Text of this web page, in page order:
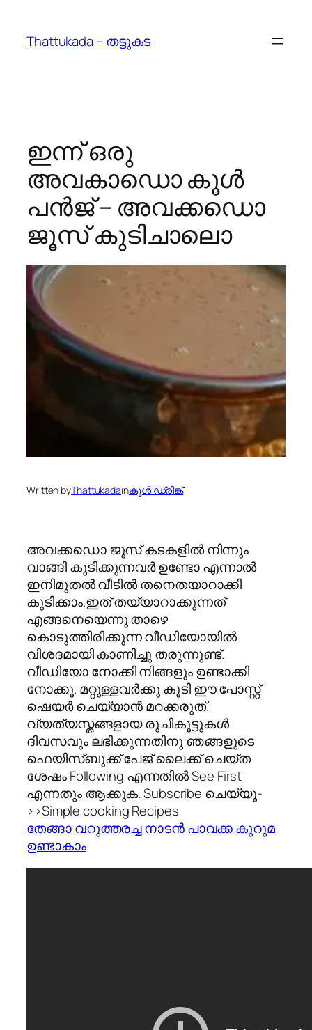
content
Thattukada – തട്ടുകട
ഇന്ന് ഒരു
അവകാഡൊ കൂൾ
പൻജ്‌ – അവക്കഡൊ
ജൂസ്‌ കുടിചാലൊ
Written byThattukadainകൂള്‍ ഡ്രിങ്ക്
അവക്കഡൊ ജൂസ്‌ കടകളില്‍ നിന്നും
വാങ്ങി കുടിക്കുന്നവർ ഉണ്ടോ എന്നാൽ
ഇനിമുതൽ വീടിൽ തനെതയാറാക്കി
കുടിക്കാം.ഇത് തയ്യാറാക്കുന്നത്
എങ്ങനെയെന്നു താഴെ
കൊടുത്തിരിക്കുന്ന വീഡിയോയില്‍
വിശദമായി കാണിച്ചു തരുന്നുണ്ട്.
വീഡിയോ നോക്കി നിങ്ങളും ഉണ്ടാക്കി
നോക്കൂ. മറ്റുള്ളവര്‍ക്കു കൂടി ഈ പോസ്റ്റ്‌
ഷെയര്‍ ചെയ്യാന്‍ മറക്കരുത്.
വ്യത്യസ്തങ്ങളായ രുചികൂട്ടുകള്‍
ദിവസവും ലഭിക്കുന്നതിനു ഞങ്ങളുടെ
ഫെയിസ്ബുക്ക് പേജ് ലൈക്ക് ചെയ്ത
ശേഷം Following എന്നതില്‍ See First
എന്നതും ആക്കുക. Subscribe ചെയ്യൂ-
>>Simple cooking Recipes
തേങ്ങാ വറുത്തരച്ച നാടന്‍ പാവക്ക കുറുമ
ഉണ്ടാകാം